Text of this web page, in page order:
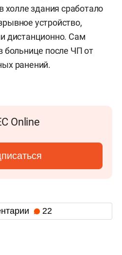
холле здания сработало
устройство,
дистанционно. Сам
больнице после ЧП от
ранений.
Online
22